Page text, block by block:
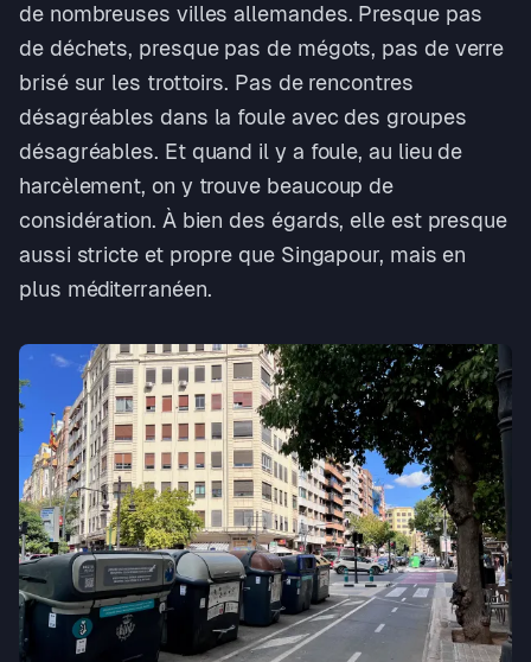
de nombreuses villes allemandes. Presque pas
de déchets, presque pas de mégots, pas de verre
brisé sur les trottoirs. Pas de rencontres
désagréables dans la foule avec des groupes
désagréables. Et quand il y a foule, au lieu de
harcèlement, on y trouve beaucoup de
considération. À bien des égards, elle est presque
aussi stricte et propre que Singapour, mais en
plus méditerranéen.